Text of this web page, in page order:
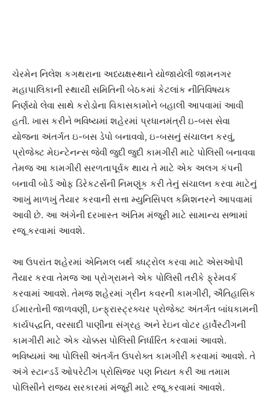
ચેરમેન નિલેશ કગથરાના અધ્યક્ષસ્થાને યોજાયેલી જામનગર
મહાપાલિકાની સ્થાયી સમિતિની બેઠકમાં કેટલાંક નીતિવિષયક
નિર્ણયો લેવા સાથે કરોડોના વિકાસકામોને બહાલી આપવામાં આવી
હતી. ખાસ કરીને ભવિષ્યમાં શહેરમાં પ્રધાનમંત્રી ઇ-બસ સેવા
યોજના અંતર્ગત ઇ-બસ ડેપો બનાવવો, ઇ-બસનું સંચાલન કરવું,
પ્રોજેક્ટ મેઇન્ટેનન્સ જેવી જુદી જુદી કામગીરી માટે પોલિસી બનાવવા
તેમજ આ કામગીરી સરળતાપૂર્વક થાય તે માટે એક અલગ કંપની
બનાવી બોર્ડ ઓફ ડિરેકટર્સની નિમણૂંક કરી તેનું સંચાલન કરવા માટેનું
આખું માળખું તૈયાર કરવાની સત્તા મ્યુનિસિપલ કમિશનરને આપવામાં
આવી છે. આ અંગેની દરખાસ્ત અંતિમ મંજૂરી માટે સામાન્ય સભામાં
રજૂ કરવામાં આવશે.
આ ઉપરાંત શહેરમાં એનિમલ બર્થ ક્ધટ્રોલ કરવા માટે એસઓપી
તૈયાર કરવા તેમજ આ પ્રોગ્રામને એક પોલિસી તરીકે ફ્રેમવર્ક
કરવામાં આવશે. તેમજ શહેરમાં ગ્રીન કવરની કામગીરી, ઐતિહાસિક
ઈમારતોની જાળવણી, ઇન્ફ્રાસ્ટ્રક્ચર પ્રોજેક્ટ અંતર્ગત બાંધકામની
કાર્યપદ્ધતિ, વરસાદી પાણીના સંગ્રહ અને રેઇન વોટર હાર્વેસ્ટીંગની
કામગીરી માટે એક ચોક્કસ પોલિસી નિર્ધારિત કરવામાં આવશે.
ભવિષ્યમાં આ પોલિસી અંતર્ગત ઉપરોક્ત કામગીરી કરવામાં આવશે. તે
અંગે સ્ટાન્ડર્ડ ઓપરેટીંગ પ્રોસિજર પણ નિયત કરી આ તમામ
પોલિસીને રાજ્ય સરકારમાં મંજૂરી માટે રજૂ કરવામાં આવશે.